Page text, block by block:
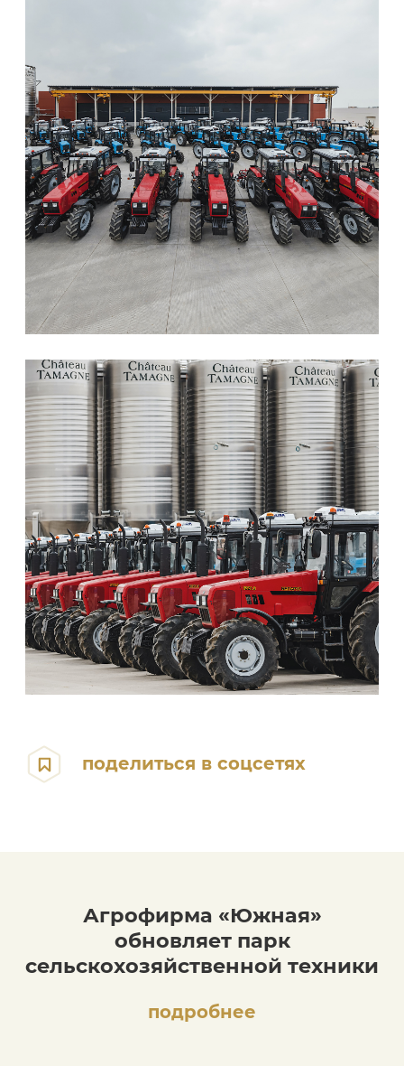
поделиться в соцсетях
Агрофирма «Южная»
обновляет парк
сельскохозяйственной техники
подробнее